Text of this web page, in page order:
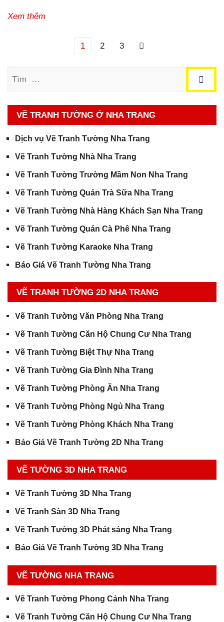
Xem thêm
Điều hướng bài viết
1 2 3 Trang sau
VẼ TRANH TƯỜNG Ở NHA TRANG
Dịch vụ Vẽ Tranh Tường Nha Trang
Vẽ Tranh Tường Nhà Nha Trang
Vẽ Tranh Tường Trường Mầm Non Nha Trang
Vẽ Tranh Tường Quán Trà Sữa Nha Trang
Vẽ Tranh Tường Nhà Hàng Khách Sạn Nha Trang
Vẽ Tranh Tường Quán Cà Phê Nha Trang
Vẽ Tranh Tường Karaoke Nha Trang
Báo Giá Vẽ Tranh Tường Nha Trang
VẼ TRANH TƯỜNG 2D NHA TRANG
Vẽ Tranh Tường Văn Phòng Nha Trang
Vẽ Tranh Tường Căn Hộ Chung Cư Nha Trang
Vẽ Tranh Tường Biệt Thự Nha Trang
Vẽ Tranh Tường Gia Đình Nha Trang
Vẽ Tranh Tường Phòng Ăn Nha Trang
Vẽ Tranh Tường Phòng Ngủ Nha Trang
Vẽ Tranh Tường Phòng Khách Nha Trang
Báo Giá Vẽ Tranh Tường 2D Nha Trang
VẼ TƯỜNG 3D NHA TRANG
Vẽ Tranh Tường 3D Nha Trang
Vẽ Tranh Sàn 3D Nha Trang
Vẽ Tranh Tường 3D Phát sáng Nha Trang
Báo Giá Vẽ Tranh Tường 3D Nha Trang
VẼ TƯỜNG NHA TRANG
Vẽ Tranh Tường Phong Cảnh Nha Trang
Vẽ Tranh Tường Căn Hộ Chung Cư Nha Trang